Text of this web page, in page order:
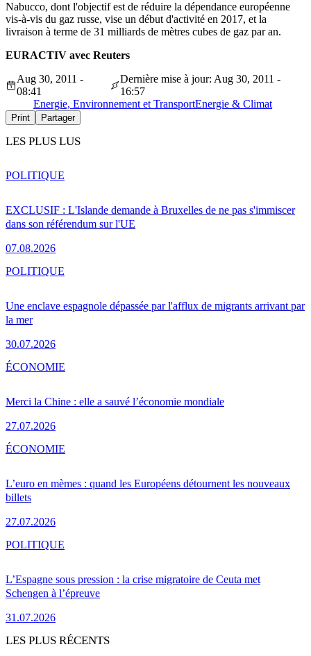
Nabucco, dont l'objectif est de réduire la dépendance européenne
vis-à-vis du gaz russe, vise un début d'activité en 2017, et la
livraison à terme de 31 milliards de mètres cubes de gaz par an.
EURACTIV avec Reuters
Aug 30, 2011 -
08:41
Dernière mise à jour: Aug 30, 2011 -
16:57
Energie, Environnement et TransportEnergie & Climat
Print Partager
LES PLUS LUS
EXCLUSIF : L'Islande demande à Bruxelles de ne pas s'immiscer
dans son référendum sur l'UE
07.08.2026
POLITIQUE
Une enclave espagnole dépassée par l'afflux de migrants arrivant par
la mer
30.07.2026
POLITIQUE
Merci la Chine : elle a sauvé l’économie mondiale
27.07.2026
ÉCONOMIE
L’euro en mèmes : quand les Européens détournent les nouveaux
billets
27.07.2026
ÉCONOMIE
L’Espagne sous pression : la crise migratoire de Ceuta met
Schengen à l’épreuve
31.07.2026
POLITIQUE
LES PLUS RÉCENTS